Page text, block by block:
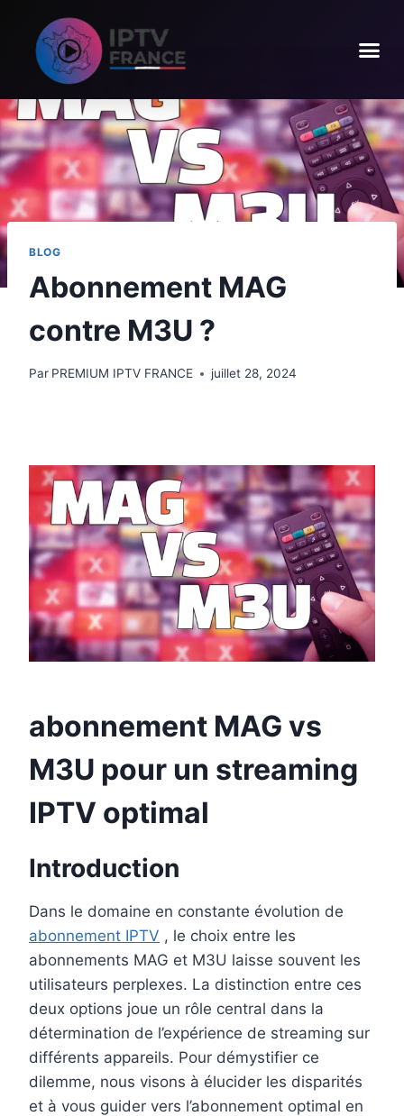
BLOG
Abonnement MAG
contre M3U ?
Par PREMIUM IPTV FRANCE juillet 28, 2024
abonnement MAG vs
M3U pour un streaming
IPTV optimal
Introduction
Dans le domaine en constante évolution de
abonnement IPTV , le choix entre les
abonnements MAG et M3U laisse souvent les
utilisateurs perplexes. La distinction entre ces
deux options joue un rôle central dans la
détermination de l’expérience de streaming sur
différents appareils. Pour démystifier ce
dilemme, nous visons à élucider les disparités
et à vous guider vers l’abonnement optimal en